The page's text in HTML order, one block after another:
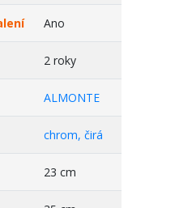
Ano
2 roky
ALMONTE
chrom, čirá
23 cm